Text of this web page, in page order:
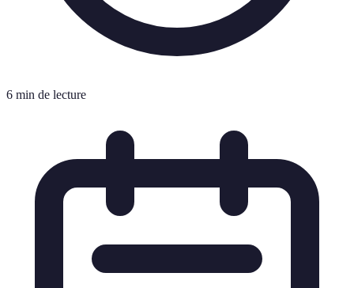
6 min de lecture